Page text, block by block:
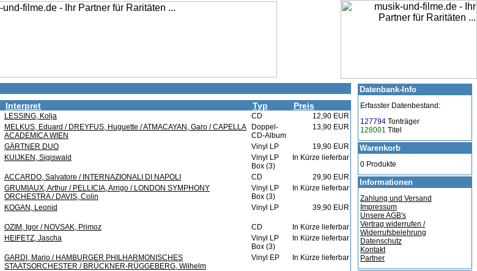
Interpret Typ Preis
LESSING, Kolja CD
12,90 EUR
MELKUS, Eduard / DREYFUS, Huguette / ATMACAYAN, Garo / CAPELLA
ACADEMICA WIEN
Doppel-
CD-Album
13,90 EUR
GÄRTNER DUO Vinyl LP
19,90 EUR
KUIJKEN, Sigiswald
Vinyl LP
Box (3)
In Kürze lieferbar
ACCARDO, Salvatore / INTERNAZIONALI DI NAPOLI CD
29,90 EUR
GRUMIAUX, Arthur / PELLICIA, Arrigo / LONDON SYMPHONY
ORCHESTRA / DAVIS, Colin
Vinyl LP
Box (3)
In Kürze lieferbar
KOGAN, Leonid Vinyl LP 39,90 EUR
OZIM, Igor / NOVSAK, Primoz CD
In Kürze lieferbar
HEIFETZ, Jascha
Vinyl LP
Box (3)
In Kürze lieferbar
GARDI, Mario / HAMBURGER PHILHARMONISCHES
STAATSORCHESTER / BRÜCKNER-RÜGGEBERG, Wilhelm
Vinyl EP In Kürze lieferbar
Datenbank-Info
Erfasster Datenbestand:
127794 Tonträger
128001 Titel
Warenkorb
0 Produkte
Informationen
Zahlung und Versand
Impressum
Unsere AGB's
Vertrag widerrufen /
Widerrufsbelehrung
Datenschutz
Kontakt
Partner